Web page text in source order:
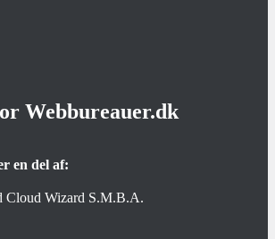
Webbureauer.dk
en del af:
Cloud Wizard S.M.B.A.